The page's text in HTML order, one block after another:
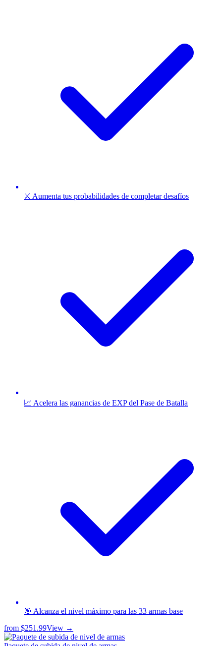
⚔️ Aumenta tus probabilidades de completar desafíos
📈 Acelera las ganancias de EXP del Pase de Batalla
🎯 Alcanza el nivel máximo para las 33 armas base
from $251.99View →